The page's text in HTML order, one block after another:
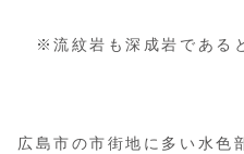
※流紋岩も深成岩である
広島市の市街地に多い水色